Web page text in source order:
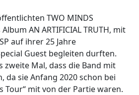
TWO MINDS
AN ARTIFICIAL TRUTH, mit
auf ihrer 25 Jahre
Guest begleiten durften.
zweite Mal, dass die Band mit
da sie Anfang 2020 schon bei
Tour“ mit von der Partie waren.